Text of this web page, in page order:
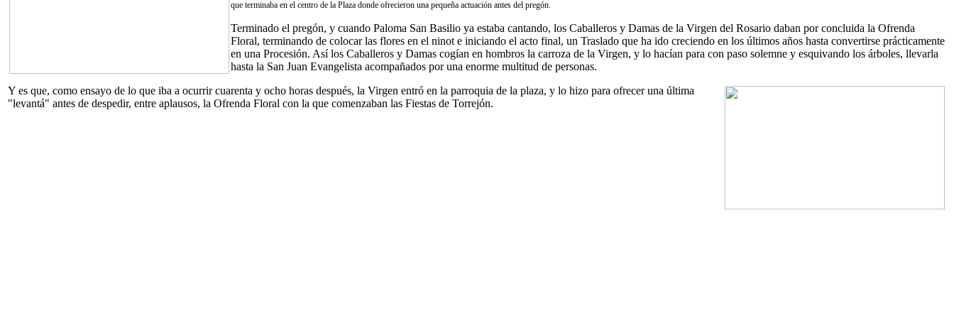
que terminaba en el centro de la Plaza donde ofrecieron una pequeña actuación antes del pregón.
Terminado el pregón, y cuando Paloma San Basilio ya estaba cantando, los Caballeros y Damas de la Virgen del Rosario daban por concluida la Ofrenda
Floral, terminando de colocar las flores en el ninot e iniciando el acto final, un Traslado que ha ido creciendo en los últimos años hasta convertirse prácticamente
en una Procesión. Así los Caballeros y Damas cogían en hombros la carroza de la Virgen, y lo hacían para con paso solemne y esquivando los árboles, llevarla
hasta la San Juan Evangelista acompañados por una enorme multitud de personas.
Y es que, como ensayo de lo que iba a ocurrir cuarenta y ocho horas después, la Virgen entró en la parroquia de la plaza, y lo hizo para ofrecer una última
"levantá" antes de despedir, entre aplausos, la Ofrenda Floral con la que comenzaban las Fiestas de Torrejón.